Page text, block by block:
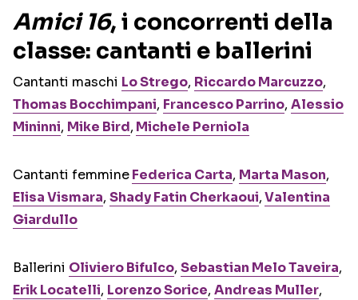
Amici 16, i concorrenti della
classe: cantanti e ballerini
Cantanti maschi Lo Strego, Riccardo Marcuzzo,
Thomas Bocchimpani, Francesco Parrino, Alessio
Mininni, Mike Bird, Michele Perniola
Cantanti femmineFederica Carta, Marta Mason,
Elisa Vismara, Shady Fatin Cherkaoui,Valentina
Giardullo
Ballerini Oliviero Bifulco, Sebastian Melo Taveira,
Erik Locatelli, Lorenzo Sorice, Andreas Muller,